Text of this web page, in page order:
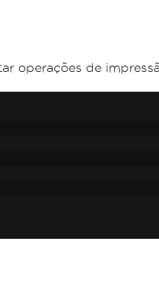
operações de